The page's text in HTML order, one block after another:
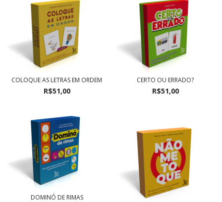
COLOQUE AS LETRAS EM ORDEM
R$51,00
CERTO OU ERRADO?
R$51,00
DOMINÓ DE RIMAS